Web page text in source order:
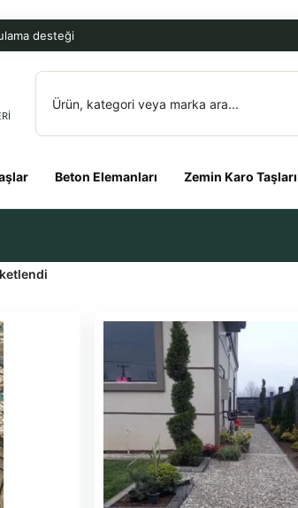
desteği
Beton Elemanları Zemin Karo Taşları